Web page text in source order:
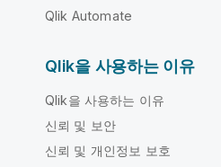
Qlik Automate
Qlik을 사용하는 이유
Qlik을 사용하는 이유
신뢰 및 보안
신뢰 및 개인정보 보호